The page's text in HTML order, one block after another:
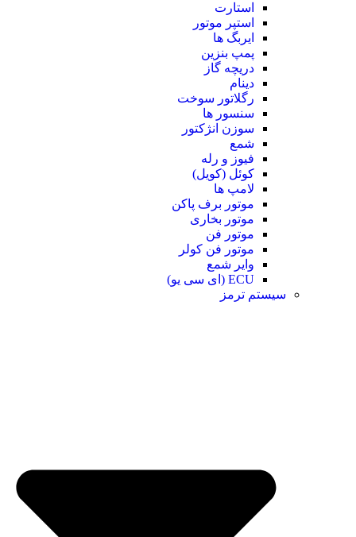
استارت
استپر موتور
ایربگ ها
پمپ بنزین
دریچه گاز
دینام
رگلاتور سوخت
سنسور ها
سوزن انژکتور
شمع
فیوز و رله
کوئل (کویل)
لامپ ها
موتور برف پاکن
موتور بخاری
موتور فن
موتور فن کولر
وایر شمع
ECU (ای سی یو)
سیستم ترمز